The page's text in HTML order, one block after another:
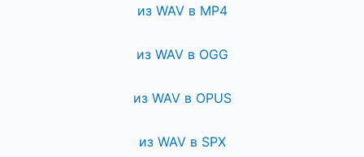
из WAV в MP4
из WAV в OGG
из WAV в OPUS
из WAV в SPX